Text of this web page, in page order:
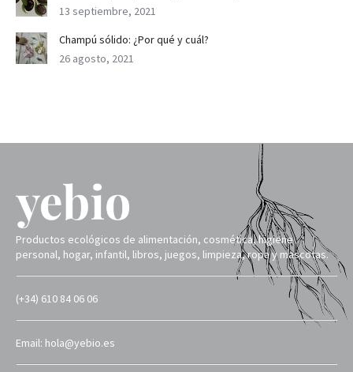
13 septiembre, 2021
Champú sólido: ¿Por qué y cuál?
26 agosto, 2021
Productos ecológicos de alimentación, cosmética, higiene
personal, hogar, infantil, libros, juegos, limpieza, ropa y mascotas.
(+34) 610 84 06 06
Email: hola@yebio.es